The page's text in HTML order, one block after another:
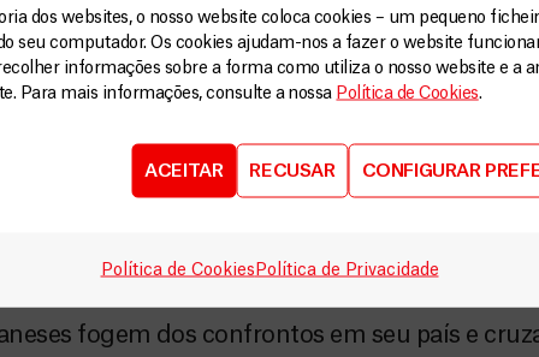
dos websites, o nosso website coloca cookies – um pequeno
seu computador. Os cookies ajudam-nos a fazer o website
informações sobre a forma como utiliza o nosso website e a
Para mais informações, consulte a nossa Política de Cookies.
ACEITAR RECUSAR CONFIGURAR
Política de Cookies Política de Privacidade
Médicos Sem Fronteiras (MSF) está aliviada
pelo presidente da Uganda, H.E.
do país em 20 de dezembro de 2013. Mas,
pede que as autoridades ugandenses […]
para refugiados sul-
fogem dos confrontos em seu país e